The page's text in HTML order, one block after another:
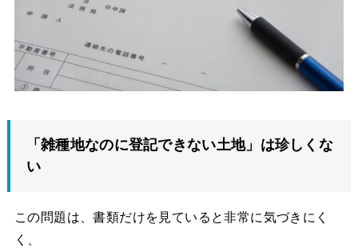
「雑種地なのに登記できない土地」は珍しくな
い
この問題は、書類だけを見ていると非常に気づきにく
く、